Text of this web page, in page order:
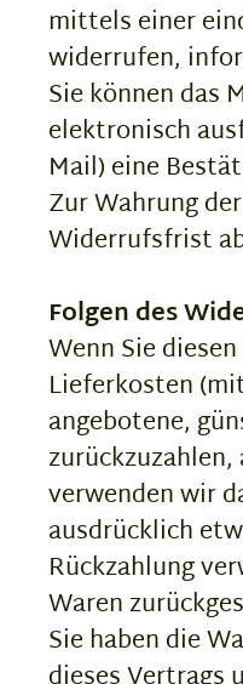
mittels einer
widerrufen,
Sie können das
elektronisch
Mail) eine
Zur Wahrung
Widerrufsfrist
Folgen des
Wenn Sie
Lieferkosten
angebotene,
verwenden wir
ausdrücklich
Rückzahlung
Waren
Sie haben die